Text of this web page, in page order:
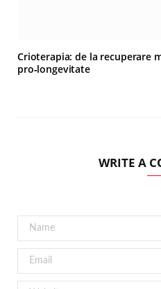
Crioterapia: de la recuperare
pro‑longevitate
WRITE A